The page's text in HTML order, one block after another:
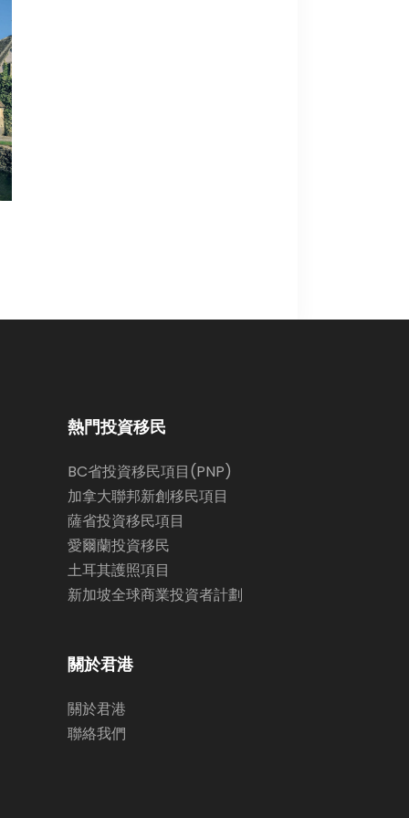
熱門投資移民
BC省投資移民項目(PNP)
加拿大聯邦新創移民項目
薩省投資移民項目
愛爾蘭投資移民
土耳其護照項目
新加坡全球商業投資者計劃
關於君港
關於君港
聯絡我們